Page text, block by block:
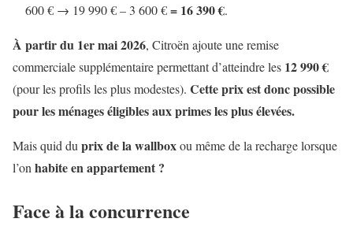
600 € → 19 990 € – 3 600 €= 16 390 €.
À partir du 1er mai 2026, Citroën ajoute une remise
commerciale supplémentaire permettant d’atteindre les 12 990 €
(pour les profils les plus modestes). Cette prix est donc possible
pour les ménages éligibles aux primes les plus élevées.
Mais quid duprix de la wallboxou même de la recharge lorsque
l’onhabite en appartement ?
Face à la concurrence